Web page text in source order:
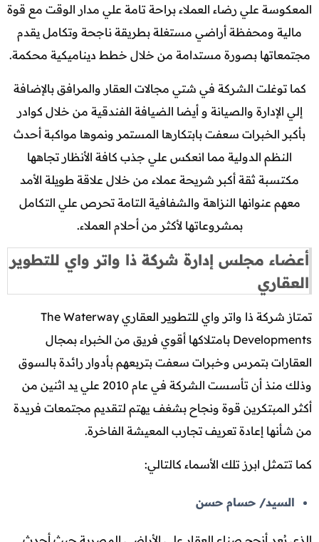
المعكوسة علي رضاء العملاء براحة تامة علي مدار الوقت مع قوة
مالية ومحفظة أراضي مستغلة بطريقة ناجحة وتكامل يقدم
مجتمعاتها بصورة مستدامة من خلال خطط ديناميكية محكمة.
كما توغلت الشركة في شتي مجالات العقار والمرافق بالإضافة
إلي الإدارة والصيانة و أيضا الضيافة الفندقية من خلال كوادر
بأكبر الخبرات سعفت بابتكارها المستمر ونموها مواكبة أحدث
النظم الدولية مما انعكس علي جذب كافة الأنظار تجاهها
مكتسبة ثقة أكبر شريحة عملاء من خلال علاقة طويلة الأمد
معهم عنوانها النزاهة والشفافية التامة تحرص علي التكامل
بمشروعاتها لأكثر من أحلام العملاء.
أعضاء مجلس إدارة شركة ذا واتر واي للتطوير
العقاري
تمتاز شركة ذا واتر واي للتطوير العقاري The Waterway
Developments بامتلاكها أقوي فريق من الخبراء بمجال
العقارات بتمرس وخبرات سعفت بتربعهم بأدوار رائدة بالسوق
وذلك منذ أن تأسست الشركة في عام 2010 علي يد اثنين من
أكثر المبتكرين قوة ونجاح بشغف يهتم لتقديم مجتمعات فريدة
من شأنها إعادة تعريف تجارب المعيشة الفاخرة.
كما تتمثل ابرز تلك الأسماء كالتالي:
السيد/ حسام حسن